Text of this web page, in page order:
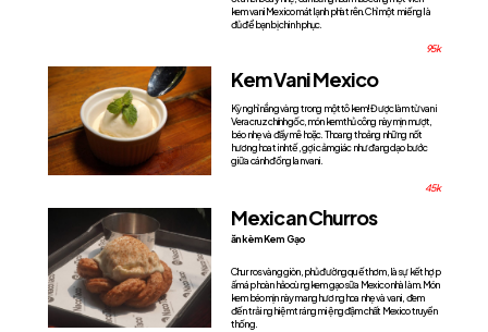
kem vani Mexico mát lạnh phía trên. Chỉ một miếng là
đủ để bạn bị chinh phục.
95k
Kem Vani Mexico
Kỳ nghỉ nắng vàng trong một tô kem! Được làm từ vani
Veracruz chính gốc, món kem thủ công này mịn mượt,
béo nhẹ và đầy mê hoặc. Thoang thoảng những nốt
hương hoa tinh tế, gợi cảm giác như đang dạo bước
giữa cánh đồng lan vani.
45k
Mexican Churros
ăn kèm Kem Gạo
Churros vàng giòn, phủ đường quế thơm, là sự kết hợp
ấm áp hoàn hảo cùng kem gạo sữa Mexico nhà làm. Món
kem béo mịn này mang hương hoa nhẹ và vani, đem
đến trải nghiệm tráng miệng đậm chất Mexico truyền
thống.